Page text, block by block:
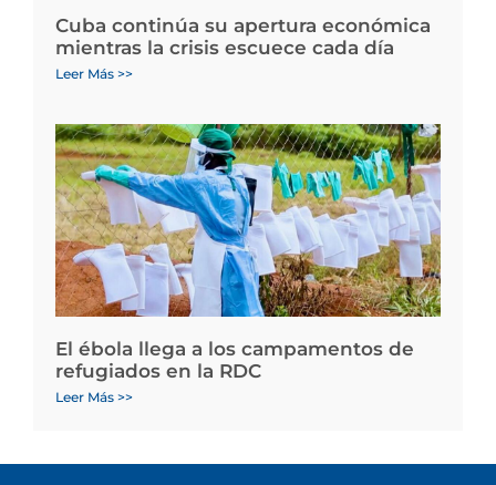
Cuba continúa su apertura económica
mientras la crisis escuece cada día
Leer Más >>
El ébola llega a los campamentos de
refugiados en la RDC
Leer Más >>